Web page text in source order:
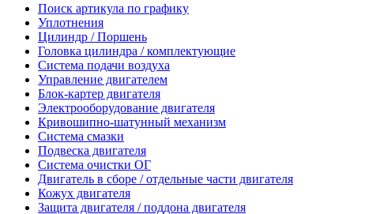
Поиск артикула по графику
Уплотнения
Цилиндр / Поршень
Головка цилиндра / комплектующие
Система подачи воздуха
Управление двигателем
Блок-картер двигателя
Электрооборудование двигателя
Кривошипно-шатунный механизм
Система смазки
Подвеска двигателя
Система очистки ОГ
Двигатель в сборе / отдельные части двигателя
Кожух двигателя
Защита двигателя / поддона двигателя